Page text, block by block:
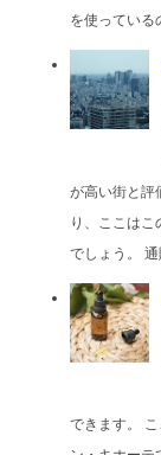
を使っている
が高い街と評
り、ここはこ
でしょう。 通
できます。